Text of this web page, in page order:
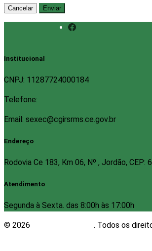
Cancelar Enviar
Institucional
CNPJ: 11287724000184
Telefone:
Email: sexec@cgirsrms.ce.gov.br
Endereço
Rodovia Ce 183, Km 06, Nº , Jordão, CEP:
Atendimento
Segunda à Sexta. das 8:00h às 17:00h
© 2026 . Todos os